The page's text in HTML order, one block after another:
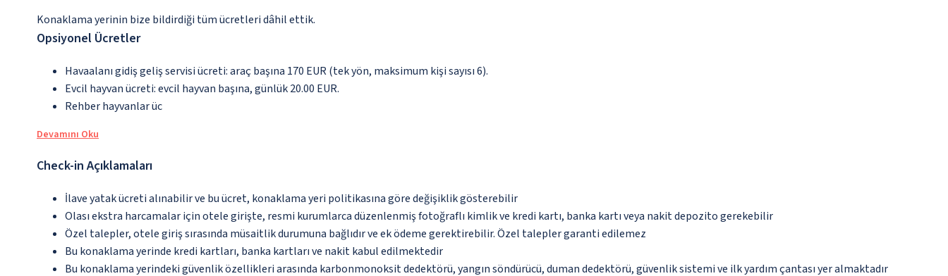
Konaklama yerinin bize bildirdiği tüm ücretleri dâhil ettik.
Opsiyonel Ücretler
Havaalanı gidiş geliş servisi ücreti: araç başına 170 EUR (tek yön, maksimum kişi sayısı 6).
Evcil hayvan ücreti: evcil hayvan başına, günlük 20.00 EUR.
Rehber hayvanlar üc
Devamını Oku
Check-in Açıklamaları
İlave yatak ücreti alınabilir ve bu ücret, konaklama yeri politikasına göre değişiklik gösterebilir
Olası ekstra harcamalar için otele girişte, resmi kurumlarca düzenlenmiş fotoğraflı kimlik ve kredi kartı, banka kartı veya nakit depozito gerekebilir
Özel talepler, otele giriş sırasında müsaitlik durumuna bağlıdır ve ek ödeme gerektirebilir. Özel talepler garanti edilemez
Bu konaklama yerinde kredi kartları, banka kartları ve nakit kabul edilmektedir
Bu konaklama yerindeki güvenlik özellikleri arasında karbonmonoksit dedektörü, yangın söndürücü, duman dedektörü, güvenlik sistemi ve ilk yardım çantası yer almaktadır